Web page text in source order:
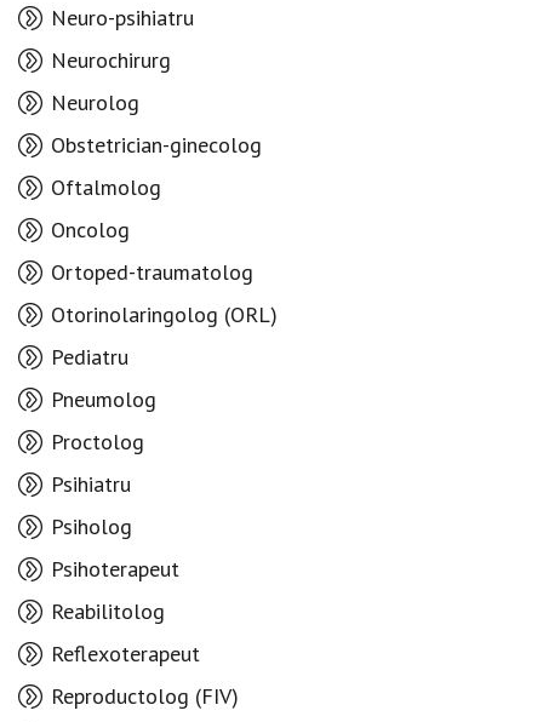
Neuro-psihiatru
Neurochirurg
Neurolog
Obstetrician-ginecolog
Oftalmolog
Oncolog
Ortoped-traumatolog
Otorinolaringolog (ORL)
Pediatru
Pneumolog
Proctolog
Psihiatru
Psiholog
Psihoterapeut
Reabilitolog
Reflexoterapeut
Reproductolog (FIV)